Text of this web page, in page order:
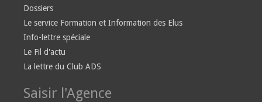
Dossiers
Le service Formation et Information des Elus
Info-lettre spéciale
Le Fil d'actu
La lettre du Club ADS
Saisir l'Agence